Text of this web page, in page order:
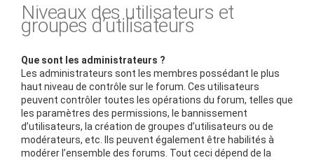
Niveaux des utilisateurs et
groupes d’utilisateurs
Que sont les administrateurs ?
Les administrateurs sont les membres possédant le plus
haut niveau de contrôle sur le forum. Ces utilisateurs
peuvent contrôler toutes les opérations du forum, telles que
les paramètres des permissions, le bannissement
d’utilisateurs, la création de groupes d’utilisateurs ou de
modérateurs, etc. Ils peuvent également être habilités à
modérer l’ensemble des forums. Tout ceci dépend de la